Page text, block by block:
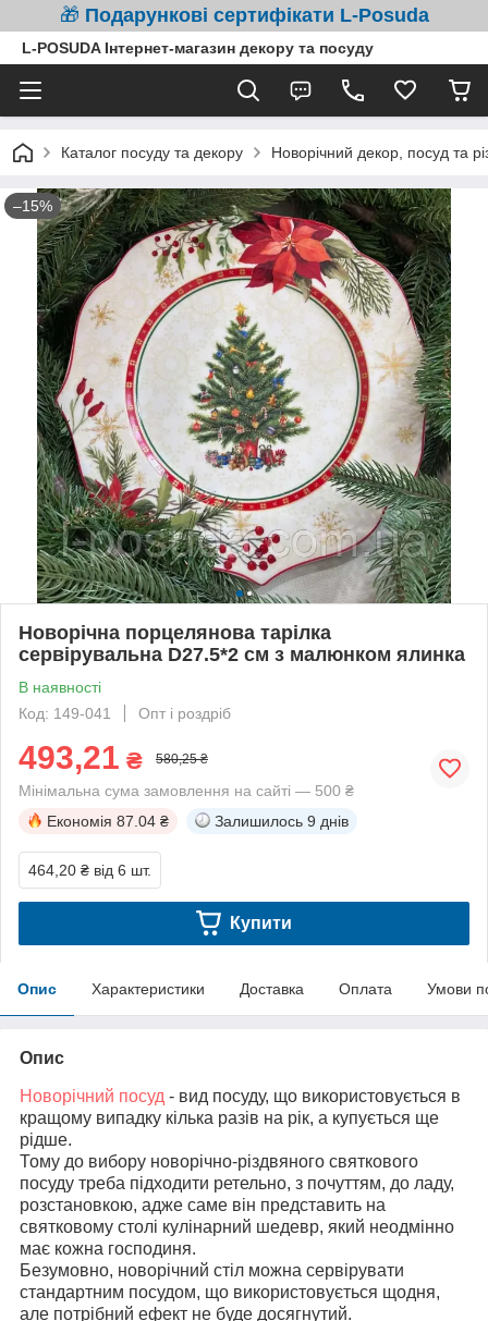
🎁 Подарункові сертифікати L-Posuda
L-POSUDA Інтернет-магазин декору та посуду
Каталог посуду та декору Новорічний декор, посуд та
–15%
Новорічна порцелянова тарілка
сервірувальна D27.5*2 см з малюнком ялинка
В наявності
Код: 149-041
Опт і роздріб
493,21 ₴ 580,25 ₴
Мінімальна сума замовлення на сайті — 500 ₴
Економія 87.04 ₴ Залишилось 9 днів
464,20 ₴ від 6 шт.
Купити
Опис Характеристики Доставка Оплата Умови
Опис
Новорічний посуд - вид посуду, що використовується в
кращому випадку кілька разів на рік, а купується ще
рідше.
Тому до вибору новорічно-різдвяного святкового
посуду треба підходити ретельно, з почуттям, до ладу,
розстановкою, адже саме він представить на
святковому столі кулінарний шедевр, який неодмінно
має кожна господиня.
Безумовно, новорічний стіл можна сервірувати
стандартним посудом, що використовується щодня,
але потрібний ефект не буде досягнутий.